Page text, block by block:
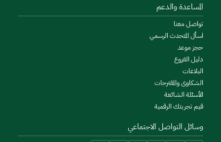
المساعدة والدعم
تواصل معنا
اسأل المتحدث الرسمي
حجز موعد
دليل الفروع
البلاغات
الشكاوى والمقترحات
الأسئلة الشائعة
قيم تجربتك الرقمية
وسائل التواصل الاجتماعي